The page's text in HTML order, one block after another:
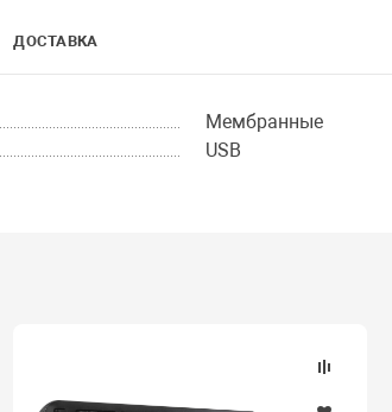
ДОСТАВКА
Мембранные
USB